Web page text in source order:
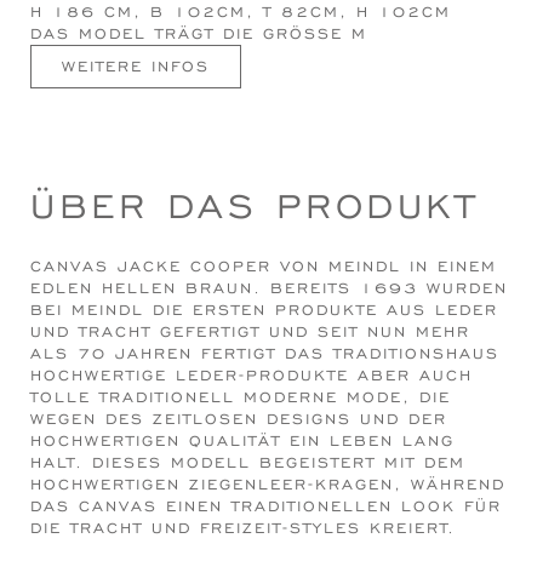
H 186 CM, B 102CM, T 82CM, H 102CM
DAS MODEL TRÄGT DIE GRÖSSE M
WEITERE INFOS
ÜBER DAS PRODUKT
CANVAS JACKE COOPER VON MEINDL IN EINEM
EDLEN HELLEN BRAUN. BEREITS 1693 WURDEN
BEI MEINDL DIE ERSTEN PRODUKTE AUS LEDER
UND TRACHT GEFERTIGT UND SEIT NUN MEHR
ALS 70 JAHREN FERTIGT DAS TRADITIONSHAUS
HOCHWERTIGE LEDER-PRODUKTE ABER AUCH
TOLLE TRADITIONELL MODERNE MODE, DIE
WEGEN DES ZEITLOSEN DESIGNS UND DER
HOCHWERTIGEN QUALITÄT EIN LEBEN LANG
HALT. DIESES MODELL BEGEISTERT MIT DEM
HOCHWERTIGEN ZIEGENLEER-KRAGEN, WÄHREND
DAS CANVAS EINEN TRADITIONELLEN LOOK FÜR
DIE TRACHT UND FREIZEIT-STYLES KREIERT.